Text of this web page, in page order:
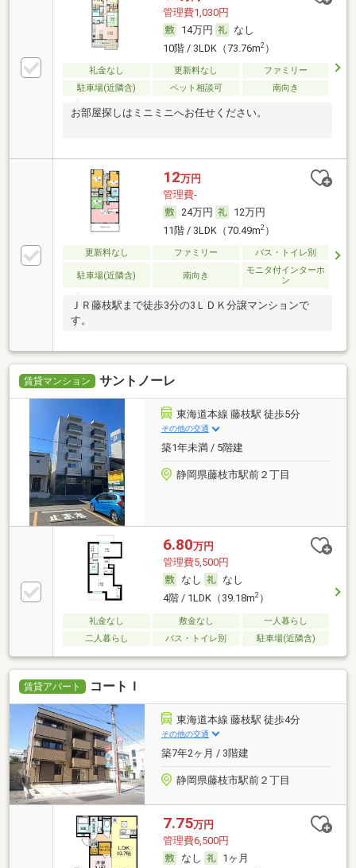
管理費1,030円
14万円
なし
10階 / 3LDK（73.76m2）
礼金なし 更新料なし
ファミリー
駐車場(近隣含)
ペット相談可 南向き
お部屋探しはミニミニへお任せください。
12万円
管理費-
24万円
12万円
11階 / 3LDK（70.49m2）
更新料なし ファミリー バス・トイレ別
駐車場(近隣含) 南向き
モニタ付インターホ
ン
ＪＲ藤枝駅まで徒歩3分の3ＬＤＫ分譲マンションで
す。
賃貸マンション サントノーレ
東海道本線 藤枝駅 徒歩5分
その他の交通
築1年未満 / 5階建
静岡県藤枝市駅前２丁目
6.80万円
管理費5,500円
なし
なし
4階 / 1LDK（39.18m2）
礼金なし 敷金なし
一人暮らし
二人暮らし
バス・トイレ別 駐車場(近隣含)
賃貸アパート コートＩ
東海道本線 藤枝駅 徒歩4分
その他の交通
築7年2ヶ月 / 3階建
静岡県藤枝市駅前２丁目
7.75万円
管理費6,500円
なし
1ヶ月